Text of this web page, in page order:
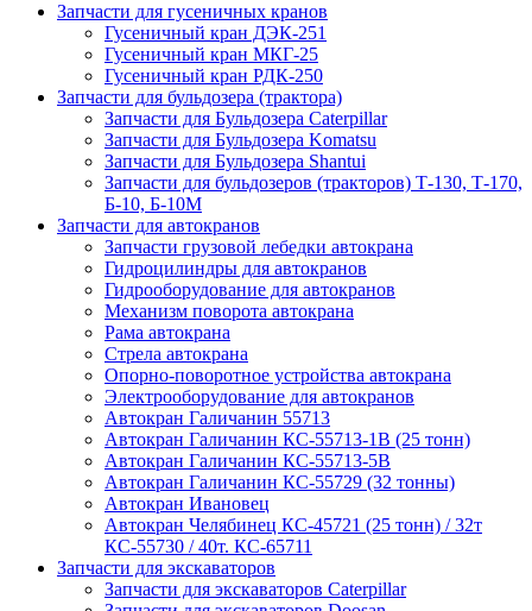
Запчасти для гусеничных кранов
Гусеничный кран ДЭК-251
Гусеничный кран МКГ-25
Гусеничный кран РДК-250
Запчасти для бульдозера (трактора)
Запчасти для Бульдозера Caterpillar
Запчасти для Бульдозера Komatsu
Запчасти для Бульдозера Shantui
Запчасти для бульдозеров (тракторов) Т-130, Т-170,
Б-10, Б-10М
Запчасти для автокранов
Запчасти грузовой лебедки автокрана
Гидроцилиндры для автокранов
Гидрооборудование для автокранов
Механизм поворота автокрана
Рама автокрана
Стрела автокрана
Опорно-поворотное устройства автокрана
Электрооборудование для автокранов
Автокран Галичанин 55713
Автокран Галичанин КС-55713-1В (25 тонн)
Автокран Галичанин КС-55713-5В
Автокран Галичанин КС-55729 (32 тонны)
Автокран Ивановец
Автокран Челябинец КС-45721 (25 тонн) / 32т
КС-55730 / 40т. КС-65711
Запчасти для экскаваторов
Запчасти для экскаваторов Caterpillar